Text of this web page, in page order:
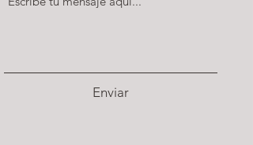
Enviar